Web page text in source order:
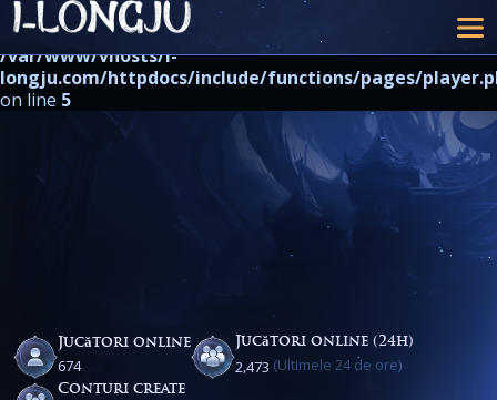
Warning: strpos() expects at least 2 parameters, 1 given in
/var/www/vhosts/i-
longju.com/httpdocs/include/functions/pages/
on line 5
Jucători online
674
Jucători online (24h)
2,473 (Ultimele 24 de ore)
Conturi create